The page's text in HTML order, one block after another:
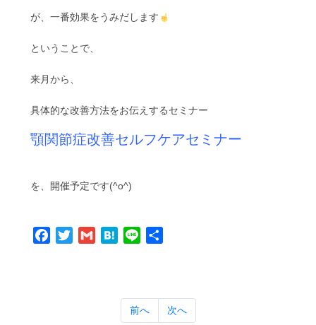
が、一番効果をうみだします
ということで、
来月から、
具体的な改善方法をお伝えするセミナー
顎関節症改善セルフケアセミナー
を、開催予定です(^o^)
Facebook
TwitterGmail Hatena
Line
前へ 次へ